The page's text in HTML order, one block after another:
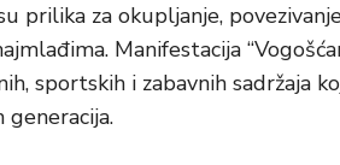
prilika za okupljanje,
Manifestacija
sportskih i zabavnih sadržaja